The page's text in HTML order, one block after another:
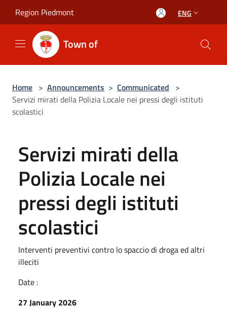
Region Piedmont ENG
Town of
Home > Announcements > Communicated >
Servizi mirati della Polizia Locale nei pressi degli istituti
scolastici
Servizi mirati della
Polizia Locale nei
pressi degli istituti
scolastici
Interventi preventivi contro lo spaccio di droga ed altri
illeciti
Date :
27 January 2026